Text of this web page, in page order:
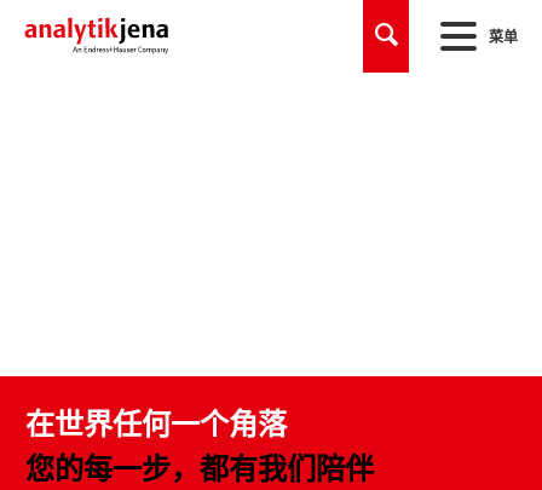
菜单
在世界任何一个角落
您的每一步，都有我们陪伴